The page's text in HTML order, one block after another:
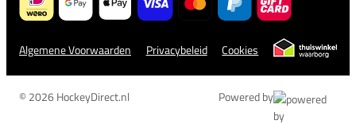
Algemene Voorwaarden Privacybeleid Cookies
© 2026 HockeyDirect.nl Powered by